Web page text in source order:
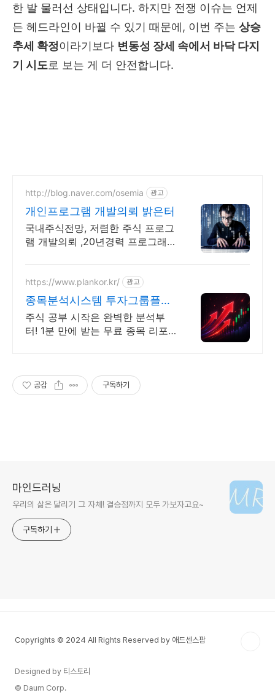
한 발 물러선 상태입니다. 하지만 전쟁 이슈는 언제
든 헤드라인이 바뀔 수 있기 때문에, 이번 주는 상승
추세 확정이라기보다 변동성 장세 속에서 바닥 다지
기 시도로 보는 게 더 안전합니다.
http://blog.naver.com/osemia 광고
개인프로그램 개발의뢰 밝은터
국내주식전망, 저렴한 주식 프로그
램 개발의뢰 ,20년경력 프로그래
https://www.plankor.kr/ 광고
종목분석시스템 투자그룹플랜
가입즉시 무료리포트 100%
주식 공부 시작은 완벽한 분석부
터! 1분 만에 받는 무료 종목 리포
공감 구독하기
마인드러닝
우리의 삶은 달리기 그 자체! 결승점까지 모두 가보자고요~
구독하기
Copyrights © 2024 All Rights Reserved by 애드센스팜
Designed by 티스토리
© Daum Corp.